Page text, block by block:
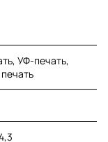
УФ-печать,